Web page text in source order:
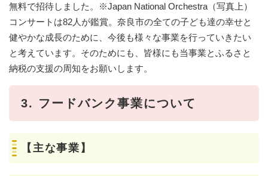
無料で招待しました。※Japan National Orchestra（写真上）
コンサートは82人が鑑賞。奈良市の全ての子ども達の幸せと
健やかな成長のために、今後も様々な事業を行っていきたい
と考えています。そのためにも、皆様にも当事業とふるさと
納税の支援の周知をお願いします。
3. フードバンク事業について
【主な事業】